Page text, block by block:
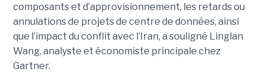
composants et d’approvisionnement, les retards ou
annulations de projets de centre de données, ainsi
que l’impact du conflit avec l’Iran, a souligné Linglan
Wang, analyste et économiste principale chez
Gartner.